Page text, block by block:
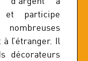
et participe
l’étranger. Il
décorateurs